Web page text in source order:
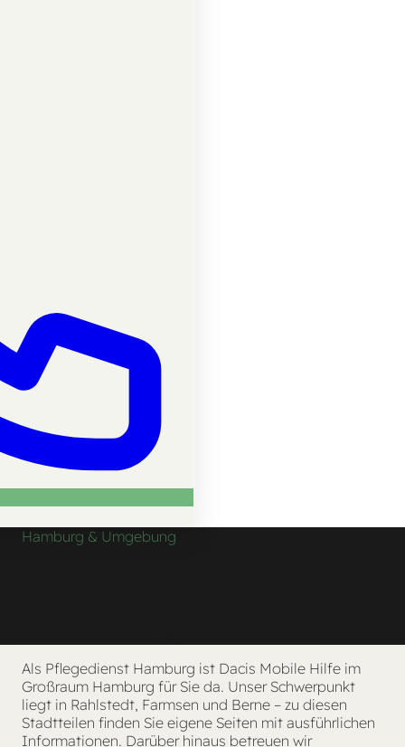
Hamburg & Umgebung
Als Pflegedienst Hamburg ist Dacis Mobile Hilfe im
Großraum Hamburg für Sie da. Unser Schwerpunkt
liegt in Rahlstedt, Farmsen und Berne – zu diesen
Stadtteilen finden Sie eigene Seiten mit ausführlichen
Informationen. Darüber hinaus betreuen wir